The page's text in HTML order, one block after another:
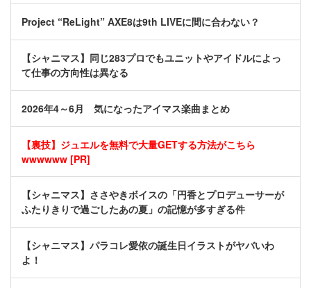
Project “ReLight” AXE8は9th LIVEに間に合わない？
【シャニマス】同じ283プロでもユニットやアイドルによっ
て仕事の方向性は異なる
2026年4～6月 気になったアイマス楽曲まとめ
【裏技】ジュエルを無料で大量GETする方法がこちら
wwwwww [PR]
【シャニマス】ささやきボイスの「円香とプロデューサーが
ふたりきりで過ごしたあの夏」の記憶が多すぎる件
【シャニマス】パラコレ愛依の誕生日イラストがヤバいわ
よ！